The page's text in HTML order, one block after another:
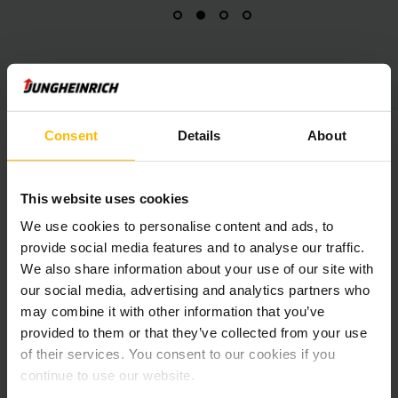
Consent Details About
This website uses cookies
We use cookies to personalise content and ads, to
provide social media features and to analyse our traffic.
We also share information about your use of our site with
our social media, advertising and analytics partners who
may combine it with other information that you’ve
provided to them or that they’ve collected from your use
of their services. You consent to our cookies if you
continue to use our website.
JOHANNES EHRLICH